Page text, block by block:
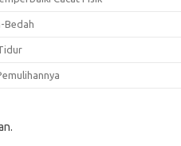
Bedah